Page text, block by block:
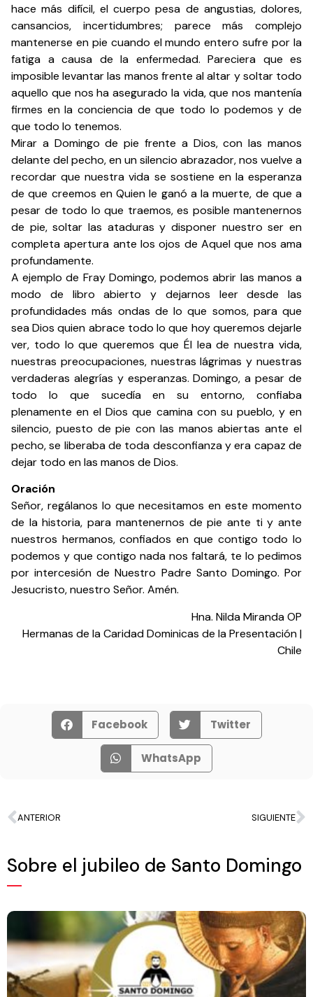
hace más difícil, el cuerpo pesa de angustias, dolores,
cansancios, incertidumbres; parece más complejo
mantenerse en pie cuando el mundo entero sufre por la
fatiga a causa de la enfermedad. Pareciera que es
imposible levantar las manos frente al altar y soltar todo
aquello que nos ha asegurado la vida, que nos mantenía
firmes en la conciencia de que todo lo podemos y de
que todo lo tenemos.
Mirar a Domingo de pie frente a Dios, con las manos
delante del pecho, en un silencio abrazador, nos vuelve a
recordar que nuestra vida se sostiene en la esperanza
de que creemos en Quien le ganó a la muerte, de que a
pesar de todo lo que traemos, es posible mantenernos
de pie, soltar las ataduras y disponer nuestro ser en
completa apertura ante los ojos de Aquel que nos ama
profundamente.
A ejemplo de Fray Domingo, podemos abrir las manos a
modo de libro abierto y dejarnos leer desde las
profundidades más ondas de lo que somos, para que
sea Dios quien abrace todo lo que hoy queremos dejarle
ver, todo lo que queremos que Él lea de nuestra vida,
nuestras preocupaciones, nuestras lágrimas y nuestras
verdaderas alegrías y esperanzas. Domingo, a pesar de
todo lo que sucedía en su entorno, confiaba
plenamente en el Dios que camina con su pueblo, y en
silencio, puesto de pie con las manos abiertas ante el
pecho, se liberaba de toda desconfianza y era capaz de
dejar todo en las manos de Dios.
Oración
Señor, regálanos lo que necesitamos en este momento
de la historia, para mantenernos de pie ante ti y ante
nuestros hermanos, confiados en que contigo todo lo
podemos y que contigo nada nos faltará, te lo pedimos
por intercesión de Nuestro Padre Santo Domingo. Por
Jesucristo, nuestro Señor. Amén.
Hna. Nilda Miranda OP
Hermanas de la Caridad Dominicas de la Presentación |
Chile
Facebook Twitter
WhatsApp
ANTERIOR SIGUIENTE
Sobre el jubileo de Santo Domingo